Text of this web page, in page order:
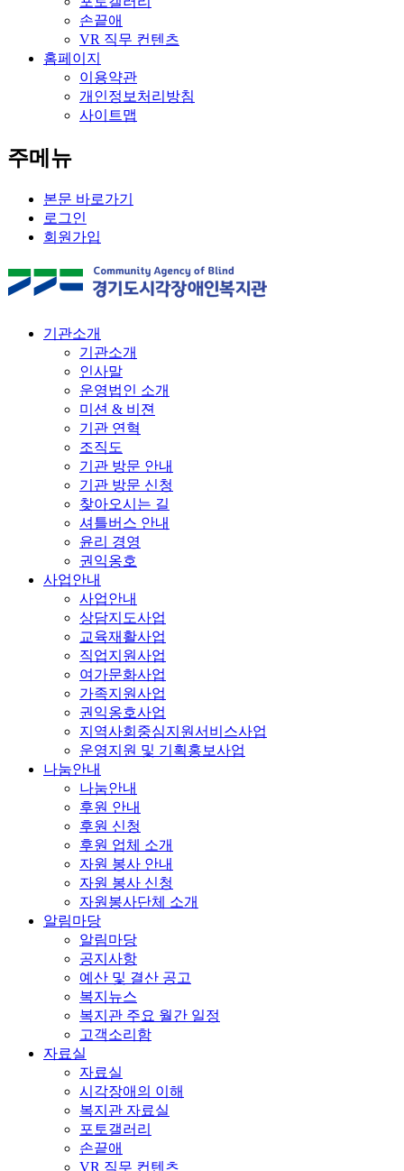
손끝애
VR 직무 컨텐츠
홈페이지
이용약관
개인정보처리방침
사이트맵
주메뉴
본문 바로가기
로그인
회원가입
기관소개
기관소개
인사말
운영법인 소개
미션 & 비젼
기관 연혁
조직도
기관 방문 안내
기관 방문 신청
찾아오시는 길
셔틀버스 안내
윤리 경영
권익옹호
사업안내
사업안내
상담지도사업
교육재활사업
직업지원사업
여가문화사업
가족지원사업
권익옹호사업
지역사회중심지원서비스사업
운영지원 및 기획홍보사업
나눔안내
나눔안내
후원 안내
후원 신청
후원 업체 소개
자원 봉사 안내
자원 봉사 신청
자원봉사단체 소개
알림마당
알림마당
공지사항
예산 및 결산 공고
복지뉴스
복지관 주요 월간 일정
고객소리함
자료실
자료실
시각장애의 이해
복지관 자료실
포토갤러리
손끝애
VR 직무 컨텐츠